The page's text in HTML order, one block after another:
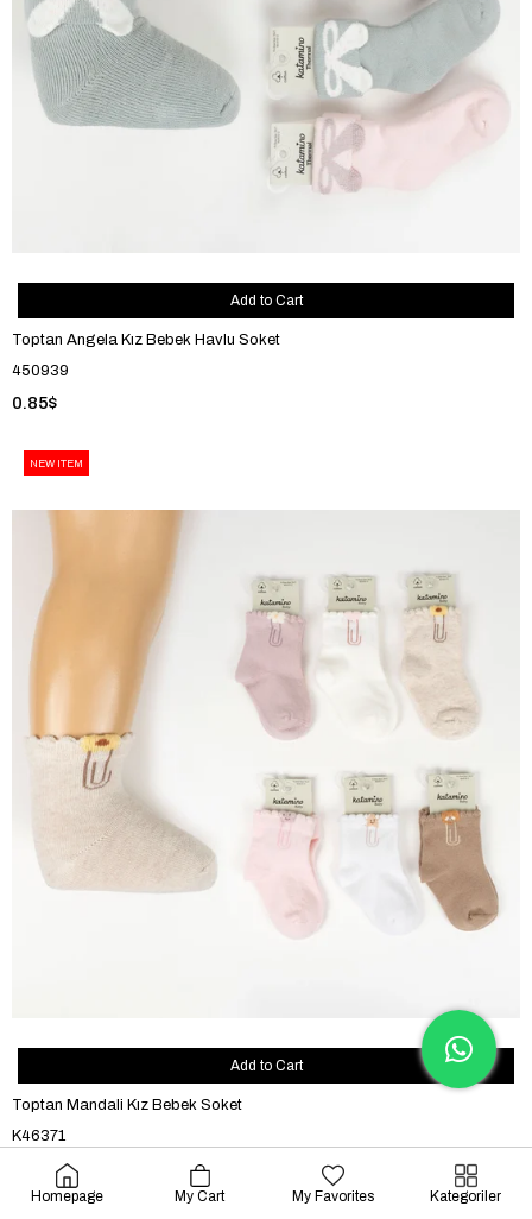
Toptan Angela Kız Bebek Havlu Soket
450939
0.85$
Add to Cart
Toptan Mandali Kız Bebek Soket
K46371
0.63$
Add to Cart
NEW ITEM
Homepage My Cart My Favorites Kategoriler